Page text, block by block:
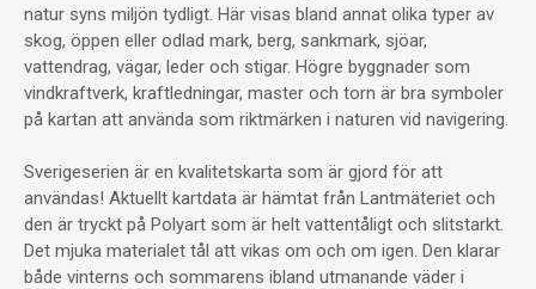
natur syns miljön tydligt. Här visas bland annat olika typer av
skog, öppen eller odlad mark, berg, sankmark, sjöar,
vattendrag, vägar, leder och stigar. Högre byggnader som
vindkraftverk, kraftledningar, master och torn är bra symboler
på kartan att använda som riktmärken i naturen vid navigering.
Sverigeserien är en kvalitetskarta som är gjord för att
användas! Aktuellt kartdata är hämtat från Lantmäteriet och
den är tryckt på Polyart som är helt vattentåligt och slitstarkt.
Det mjuka materialet tål att vikas om och om igen. Den klarar
både vinterns och sommarens ibland utmanande väder i